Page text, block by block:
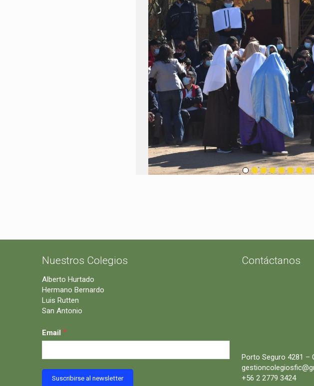
Nuestros Colegios
Alberto Hurtado
Hermano Bernardo
Luis Rutten
San Antonio
Email *
Contáctanos
Porto Seguro 4281 –
+56 2 2779 3424